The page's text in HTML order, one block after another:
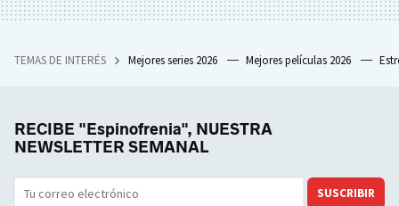
TEMAS DE INTERÉS Mejores series 2026 Mejores películas 2026
RECIBE "Espinofrenia", NUESTRA
NEWSLETTER SEMANAL
SUSCRIBIR